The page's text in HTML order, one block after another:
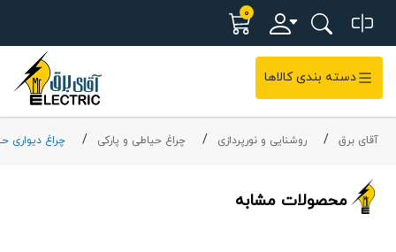
0
دسته بندی کالاها
آقای برق روشنایی و نورپردازی چراغ حیاطی و پارکی چراغ دیواری
محصولات مشابه